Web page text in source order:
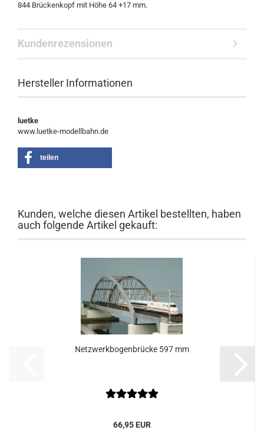
844 Brückenkopf mit Höhe 64 +17 mm.
Kundenrezensionen
Hersteller Informationen
luetke
www.luetke-modellbahn.de
teilen
Kunden, welche diesen Artikel bestellten, haben
auch folgende Artikel gekauft:
Netzwerkbogenbrücke 597 mm
66,95 EUR